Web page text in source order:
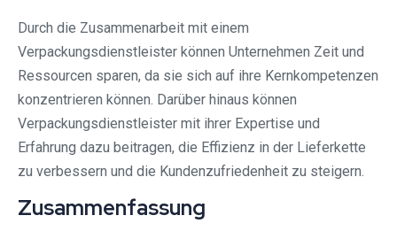
Durch die Zusammenarbeit mit einem
Verpackungsdienstleister können Unternehmen Zeit und
Ressourcen sparen, da sie sich auf ihre Kernkompetenzen
konzentrieren können. Darüber hinaus können
Verpackungsdienstleister mit ihrer Expertise und
Erfahrung dazu beitragen, die Effizienz in der Lieferkette
zu verbessern und die Kundenzufriedenheit zu steigern.
Zusammenfassung